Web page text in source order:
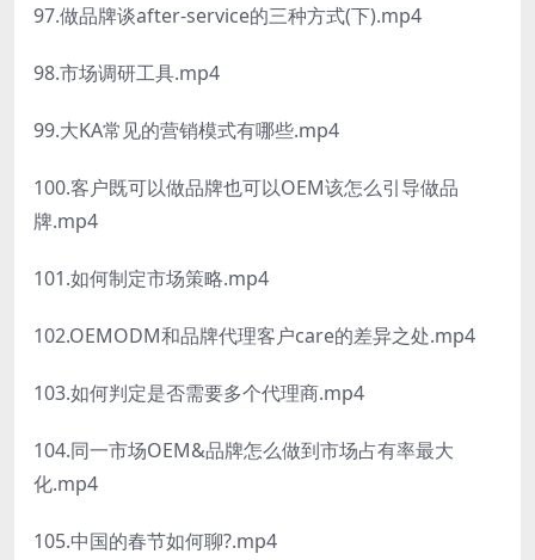
97.做品牌谈after-service的三种方式(下).mp4
98.市场调研工具.mp4
99.大KA常见的营销模式有哪些.mp4
100.客户既可以做品牌也可以OEM该怎么引导做品
牌.mp4
101.如何制定市场策略.mp4
102.OEMODM和品牌代理客户care的差异之处.mp4
103.如何判定是否需要多个代理商.mp4
104.同一市场OEM&品牌怎么做到市场占有率最大
化.mp4
105.中国的春节如何聊?.mp4